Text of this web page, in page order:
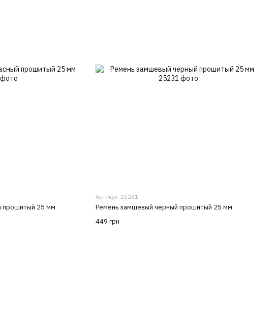
прошитый 25 мм
Артикул: 25231
Ремень замшевый черный прошитый 25 мм
449 грн